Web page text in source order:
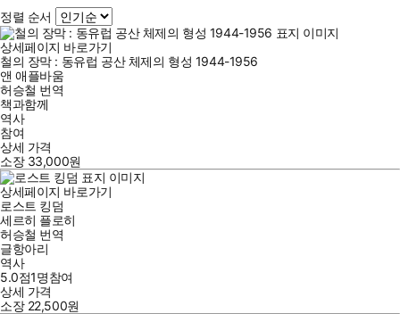
정렬 순서
상세페이지 바로가기
철의 장막 : 동유럽 공산 체제의 형성 1944-1956
앤 애플바움
허승철 번역
책과함께
역사
참여
상세 가격
소장 33,000원
상세페이지 바로가기
로스트 킹덤
세르히 플로히
허승철 번역
글항아리
역사
5.0점1명참여
상세 가격
소장 22,500원